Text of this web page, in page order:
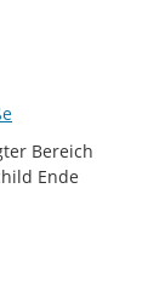
Bereich
Ende